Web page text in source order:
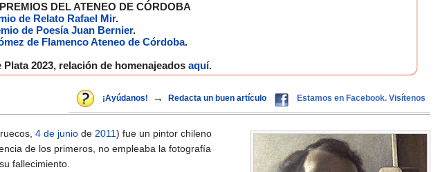
DEL ATENEO DE CÓRDOBA
de Relato Rafael Mir.
de Poesía Juan Bernier.
de Flamenco Ateneo de Córdoba.
2023, relación de homenajeados aquí.
¡Ayúdanos! → Redacta un buen artículo Estamos en Facebook. Visítenos
4 de junio de 2011) fue un pintor chileno
de los primeros, no empleaba la fotografía
fallecimiento.